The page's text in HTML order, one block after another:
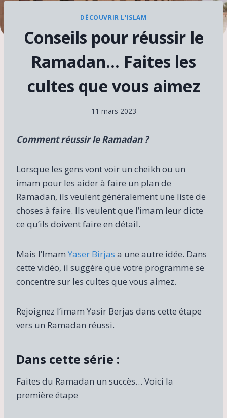
DÉCOUVRIR L'ISLAM
Conseils pour réussir le
Ramadan… Faites les
cultes que vous aimez
11 mars 2023
Comment réussir le Ramadan ?
Lorsque les gens vont voir un cheikh ou un
imam pour les aider à faire un plan de
Ramadan, ils veulent généralement une liste de
choses à faire. Ils veulent que l’imam leur dicte
ce qu’ils doivent faire en détail.
Mais l’Imam Yaser Birjas a une autre idée. Dans
cette vidéo, il suggère que votre programme se
concentre sur les cultes que vous aimez.
Rejoignez l’imam Yasir Berjas dans cette étape
vers un Ramadan réussi.
Dans cette série :
Faites du Ramadan un succès… Voici la
première étape